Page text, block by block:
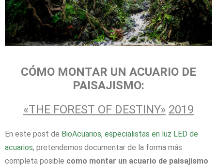
CÓMO MONTAR UN ACUARIO DE
PAISAJISMO:
«THE FOREST OF DESTINY» 2019
En este post de BioAcuarios, especialistas en luz LED de
acuarios, pretendemos documentar de la forma más
completa posible como montar un acuario de paisajismo